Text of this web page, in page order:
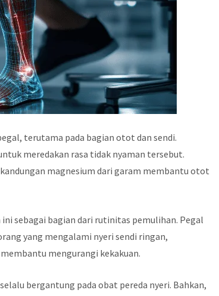
terutama pada bagian otot dan sendi.
meredakan rasa tidak nyaman tersebut.
magnesium dari garam membantu otot
sebagai bagian dari rutinitas pemulihan. Pegal
yang mengalami nyeri sendi ringan,
mengurangi kekakuan.
bergantung pada obat pereda nyeri. Bahkan,